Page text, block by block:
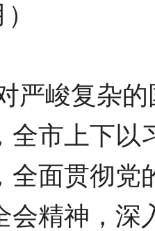
严峻复杂
全市上下以
全面贯彻党
会精神，